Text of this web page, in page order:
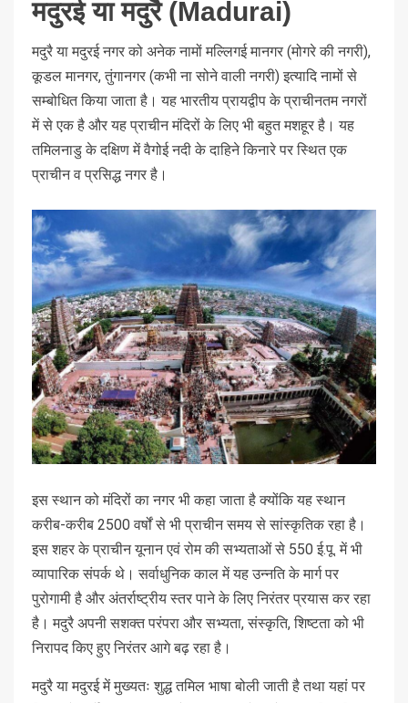
मदुरई या मदुरै (Madurai)
मदुरै या मदुरई नगर को अनेक नामों मल्लिगई मानगर (मोगरे की नगरी),
कूडल मानगर, तुंगानगर (कभी ना सोने वाली नगरी) इत्यादि नामों से
सम्बोधित किया जाता है। यह भारतीय प्रायद्वीप के प्राचीनतम नगरों
में से एक है और यह प्राचीन मंदिरों के लिए भी बहुत मशहूर है। यह
तमिलनाडु के दक्षिण में वैगोई नदी के दाहिने किनारे पर स्थित एक
प्राचीन व प्रसिद्ध नगर है।
इस स्थान को मंदिरों का नगर भी कहा जाता है क्योंकि यह स्थान
करीब-करीब 2500 वर्षों से भी प्राचीन समय से सांस्कृतिक रहा है।
इस शहर के प्राचीन यूनान एवं रोम की सभ्यताओं से 550 ई.पू. में भी
व्यापारिक संपर्क थे। सर्वाधुनिक काल में यह उन्नति के मार्ग पर
पुरोगामी है और अंतर्राष्ट्रीय स्तर पाने के लिए निरंतर प्रयास कर रहा
है। मदुरै अपनी सशक्त परंपरा और सभ्यता, संस्कृति, शिष्टता को भी
निरापद किए हुए निरंतर आगे बढ़ रहा है।
मदुरै या मदुरई में मुख्यतः शुद्ध तमिल भाषा बोली जाती है तथा यहां पर